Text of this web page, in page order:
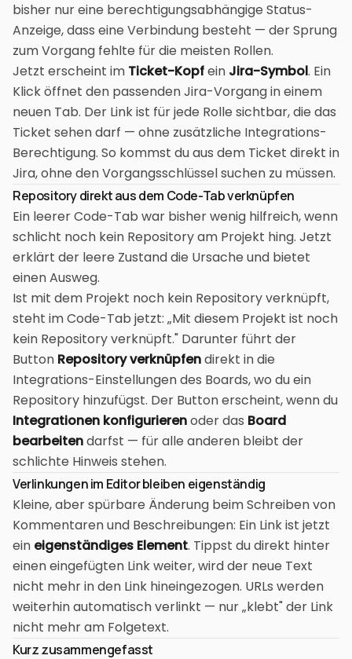
bisher nur eine berechtigungsabhängige Status-
Anzeige, dass eine Verbindung besteht — der Sprung
zum Vorgang fehlte für die meisten Rollen.
Jetzt erscheint im Ticket-Kopfein Jira-Symbol. Ein
Klick öffnet den passenden Jira-Vorgang in einem
neuen Tab. Der Link ist für jede Rolle sichtbar, die das
Ticket sehen darf — ohne zusätzliche Integrations-
Berechtigung. So kommst du aus dem Ticket direkt in
Jira, ohne den Vorgangsschlüssel suchen zu müssen.
Repository direkt aus dem Code-Tab verknüpfen
Ein leerer Code-Tab war bisher wenig hilfreich, wenn
schlicht noch kein Repository am Projekt hing. Jetzt
erklärt der leere Zustand die Ursache und bietet
einen Ausweg.
Ist mit dem Projekt noch kein Repository verknüpft,
steht im Code-Tab jetzt: „Mit diesem Projekt ist noch
kein Repository verknüpft." Darunter führt der
Button Repository verknüpfendirekt in die
Integrations-Einstellungen des Boards, wo du ein
Repository hinzufügst. Der Button erscheint, wenn du
Integrationen konfigurierenoder das Board
bearbeitendarfst — für alle anderen bleibt der
schlichte Hinweis stehen.
Verlinkungen im Editor bleiben eigenständig
Kleine, aber spürbare Änderung beim Schreiben von
Kommentaren und Beschreibungen: Ein Link ist jetzt
ein eigenständiges Element. Tippst du direkt hinter
einen eingefügten Link weiter, wird der neue Text
nicht mehr in den Link hineingezogen. URLs werden
weiterhin automatisch verlinkt — nur „klebt" der Link
nicht mehr am Folgetext.
Kurz zusammengefasst